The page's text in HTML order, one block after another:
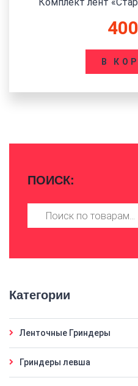
Комплект лент
В
ПОИСК:
Искать:
Категории
Ленточные Гриндеры
Гриндеры левша